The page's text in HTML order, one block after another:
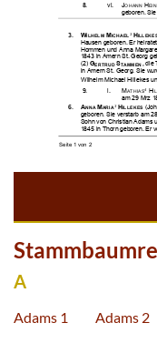
  

      
    
  

     

A
Adams 1 Adams 2